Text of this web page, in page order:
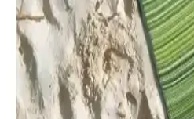
Gölge alanlar, doğru bitki seçimi ve
kullanışlı mekanlara dönüşebilir.
gölge bahçeleri bu alanların
Konfor Halı Katlanabilir ve
Amaçlı Plaj ve Piknik